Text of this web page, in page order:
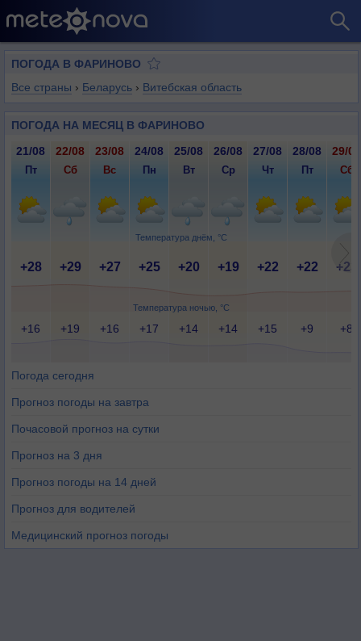
ПОГОДА В ФАРИНОВО
Все страны › Беларусь › Витебская область
ПОГОДА НА МЕСЯЦ В ФАРИНОВО
Температура днём, °C
Температура ночью, °C
21/08 22/08 23/08 24/08 25/08 26/08 27/08 28/08 29/08
Пт Сб Вс Пн Вт Ср Чт Пт Сб
+28 +29 +27 +25 +20 +19 +22 +22 +23
+16 +19 +16 +17 +14 +14 +15 +9 +8
Погода сегодня
Прогноз погоды на завтра
Почасовой прогноз на сутки
Прогноз на 3 дня
Прогноз погоды на 14 дней
Прогноз для водителей
Медицинский прогноз погоды